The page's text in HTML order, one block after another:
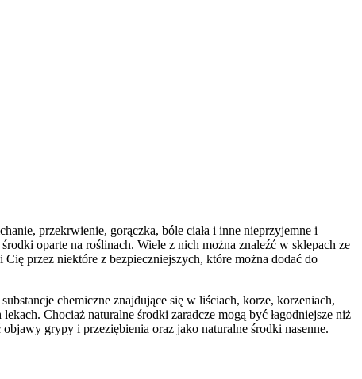
przekrwienie, gorączka, bóle ciała i inne nieprzyjemne i
oparte na roślinach. Wiele z nich można znaleźć w sklepach ze
przez niektóre z bezpieczniejszych, które można dodać do
chemiczne znajdujące się w liściach, korze, korzeniach,
Chociaż naturalne środki zaradcze mogą być łagodniejsze niż
grypy i przeziębienia oraz jako naturalne środki nasenne.